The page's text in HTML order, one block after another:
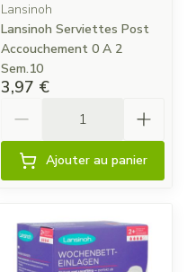
Lansinoh
Lansinoh Serviettes Post
Accouchement 0 A 2
Sem.10
3,97 €
Ajouter au panier